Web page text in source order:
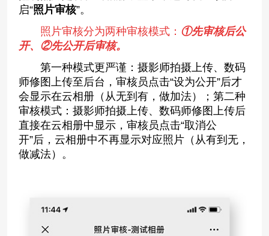
启“照片审核”。
照片审核分为两种审核模式： ①先审核后公
开、②先公开后审核。
第一种模式更严谨：摄影师拍摄上传、数码
师修图上传至后台，审核员点击“设为公开”后才
会显示在云相册（从无到有，做加法）；第二种
审核模式：摄影师拍摄上传、数码师修图上传后
直接在云相册中显示，审核员点击“取消公
开”后，云相册中不再显示对应照片（从有到无，
做减法）。